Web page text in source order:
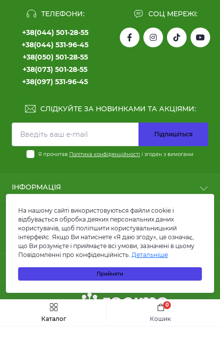
Каталог Кошик
0
ТЕЛЕФОНИ:
+38(044) 501-28-55
+38(044) 531-96-45
+38(050) 501-28-55
+38(073) 501-28-55
+38(097) 531-96-45
СОЦ МЕРЕЖІ:
СЛІДКУЙТЕ ЗА НОВИНКАМИ ТА АКЦІЯМИ:
Підпишіться
Я прочитав Політика конфіденційності і згоден з вимогами
ІНФОРМАЦІЯ
Користні статті
Оплата
Доставка
Договір публічної оферти
FAQ
Про магазин
Відгуки
Повернення товару
Карта сайту
ПОПУЛЯРНЕ
Кабелі силові
Кабелі для сонячних панелей та батарей
Провід ПВ1 та ПВ3
Лотки металеві
Акумуляторні батареї
Інвертори
Автоматичні вимикачі
Диференціальні автомати
КОНТАКТИ ТА АДРЕСА
вул. Кирилівська, 86, м.Київ
Гуртова компанія КАРАТ ЛТД
Інтернент магазин КАРАТ ЛТД
order@karatltd.com.ua
МЕСЕНДЖЕРИ
Viber
На нашому сайті використовуються файли cookie і
відбувається обробка деяких персональних даних
користувачів, щоб поліпшити користувальницький
інтерфейс. Якщо Ви натиснете «Я даю згоду», це означає,
що Ви розумієте і приймаєте всі умови, зазначені в цьому
Повідомленні про конфіденційність. Детальніше
Прийняти